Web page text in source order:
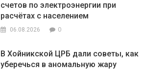
счетов по электроэнергии при
расчётах с населением
06.08.2026 0
В Хойникской ЦРБ дали советы, как
уберечься в аномальную жару